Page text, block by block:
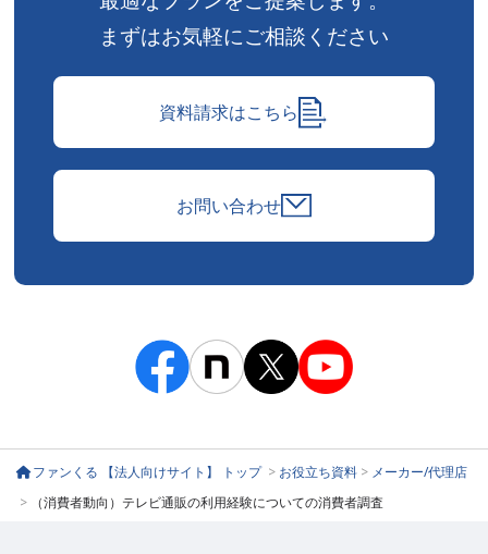
まずはお気軽にご相談ください
資料請求はこちら
お問い合わせ
ファンくる 【法人向けサイト】 トップ > お役立ち資料 > メーカー/代理店
> （消費者動向）テレビ通販の利用経験についての消費者調査